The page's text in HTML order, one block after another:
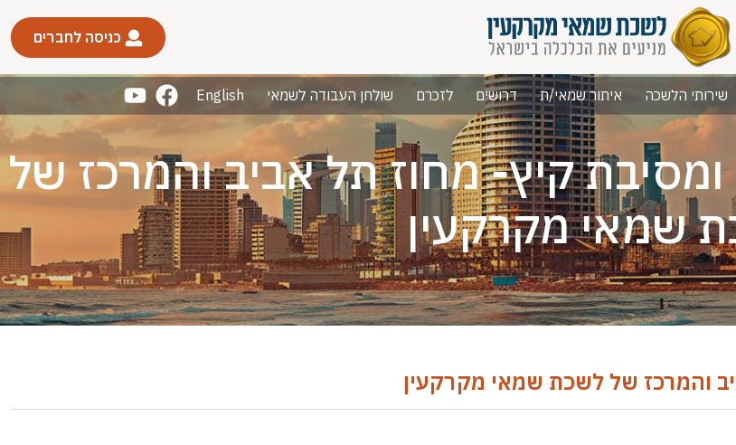
כניסה לחברים
שירותי הלשכה איתור שמאי/ת דרושים לזכרם שולחן העבודה לשמאי English
קיץ- מחוז תל אביב והמרכז של
שמאי מקרקעין
והמרכז של לשכת שמאי מקרקעין